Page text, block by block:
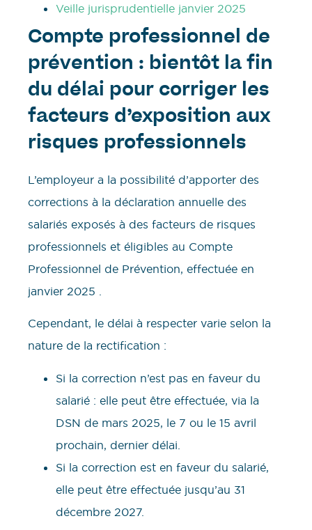
Veille jurisprudentielle janvier 2025
Compte professionnel de
prévention : bientôt la fin
du délai pour corriger les
facteurs d’exposition aux
risques professionnels
L’employeur a la possibilité d’apporter des
corrections à la déclaration annuelle des
salariés exposés à des facteurs de risques
professionnels et éligibles au Compte
Professionnel de Prévention, effectuée en
janvier 2025 .
Cependant, le délai à respecter varie selon la
nature de la rectification :
Si la correction n’est pas en faveur du
salarié : elle peut être effectuée, via la
DSN de mars 2025, le 7 ou le 15 avril
prochain, dernier délai.
Si la correction est en faveur du salarié,
elle peut être effectuée jusqu’au 31
décembre 2027.